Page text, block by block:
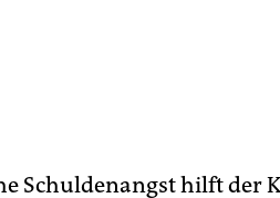
Schuldenangst hilft der